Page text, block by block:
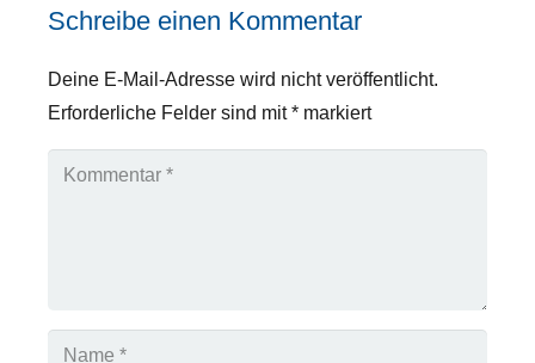
Schreibe einen Kommentar
Deine E-Mail-Adresse wird nicht veröffentlicht.
Erforderliche Felder sind mit* markiert